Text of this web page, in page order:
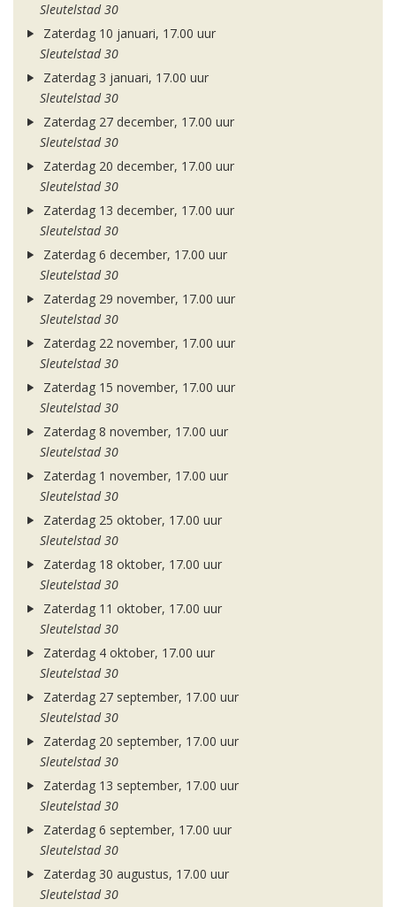
Sleutelstad 30
Zaterdag 10 januari, 17.00 uur
Sleutelstad 30
Zaterdag 3 januari, 17.00 uur
Sleutelstad 30
Zaterdag 27 december, 17.00 uur
Sleutelstad 30
Zaterdag 20 december, 17.00 uur
Sleutelstad 30
Zaterdag 13 december, 17.00 uur
Sleutelstad 30
Zaterdag 6 december, 17.00 uur
Sleutelstad 30
Zaterdag 29 november, 17.00 uur
Sleutelstad 30
Zaterdag 22 november, 17.00 uur
Sleutelstad 30
Zaterdag 15 november, 17.00 uur
Sleutelstad 30
Zaterdag 8 november, 17.00 uur
Sleutelstad 30
Zaterdag 1 november, 17.00 uur
Sleutelstad 30
Zaterdag 25 oktober, 17.00 uur
Sleutelstad 30
Zaterdag 18 oktober, 17.00 uur
Sleutelstad 30
Zaterdag 11 oktober, 17.00 uur
Sleutelstad 30
Zaterdag 4 oktober, 17.00 uur
Sleutelstad 30
Zaterdag 27 september, 17.00 uur
Sleutelstad 30
Zaterdag 20 september, 17.00 uur
Sleutelstad 30
Zaterdag 13 september, 17.00 uur
Sleutelstad 30
Zaterdag 6 september, 17.00 uur
Sleutelstad 30
Zaterdag 30 augustus, 17.00 uur
Sleutelstad 30